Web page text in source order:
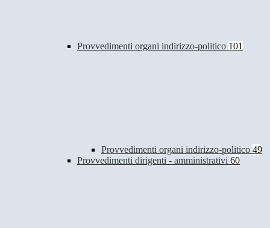
Provvedimenti organi indirizzo-politico 101
Provvedimenti organi indirizzo-politico 49
Provvedimenti dirigenti - amministrativi 60